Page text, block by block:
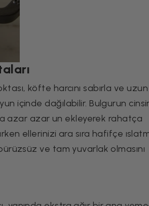
köfte harcını sabırla ve
içinde dağılabilir. Bulgurun
azar azar un ekleyerek rahatça
ellerinizi ara sıra hafifçe
ve tam yuvarlak olmasını